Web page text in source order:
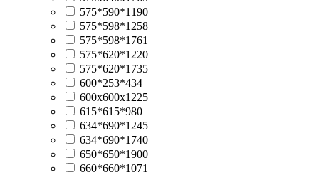
575*590*1190
575*598*1258
575*598*1761
575*620*1220
575*620*1735
600*253*434
600х600х1225
615*615*980
634*690*1245
634*690*1740
650*650*1900
660*660*1071